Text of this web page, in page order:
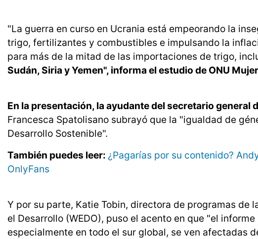
"La guerra en curso en Ucrania está empeorando la
trigo, fertilizantes y combustibles e impulsando la
para más de la mitad de las importaciones de trigo,
Sudán, Siria y Yemen", informa el estudio de ONU
En la presentación, la ayudante del secretario general
Francesca Spatolisano subrayó que la "igualdad de
Desarrollo Sostenible".
También puedes leer: ¿Pagarías por su contenido?
OnlyFans
Y por su parte, Katie Tobin, directora de programas de
el Desarrollo (WEDO), puso el acento en que "el
especialmente en todo el sur global, se ven afectadas